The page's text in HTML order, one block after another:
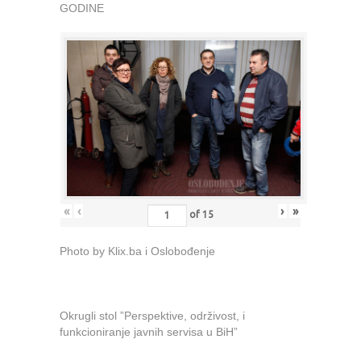
GODINE
« ‹ of 15 › »
Photo by Klix.ba i Oslobođenje
Okrugli stol ”Perspektive, održivost, i
funkcioniranje javnih servisa u BiH”